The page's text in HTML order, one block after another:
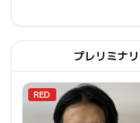
プレリミナ
RED